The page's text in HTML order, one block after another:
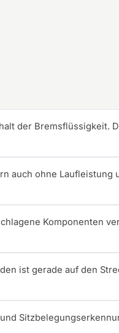
der Bremsflüssigkeit.
auch ohne Laufleistung
Komponenten
ist gerade auf den